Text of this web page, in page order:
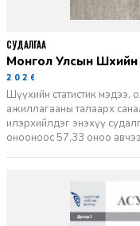
Монгол Улсын
2026-06-11
Шүүхийн статистик мэдээ,
ажиллагааны талаарх
илэрхийлдэг энэхүү
онооноос 57,33 оноо
СУДАЛГАА